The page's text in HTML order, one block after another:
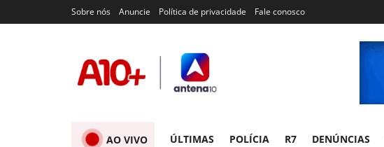
Sobre nós Anuncie Política de privacidade Fale conosco
AO VIVO ÚLTIMAS POLÍCIA R7 DENÚNCIAS